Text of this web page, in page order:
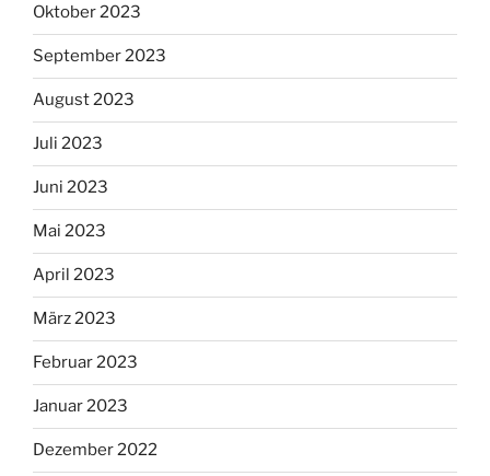
Oktober 2023
September 2023
August 2023
Juli 2023
Juni 2023
Mai 2023
April 2023
März 2023
Februar 2023
Januar 2023
Dezember 2022